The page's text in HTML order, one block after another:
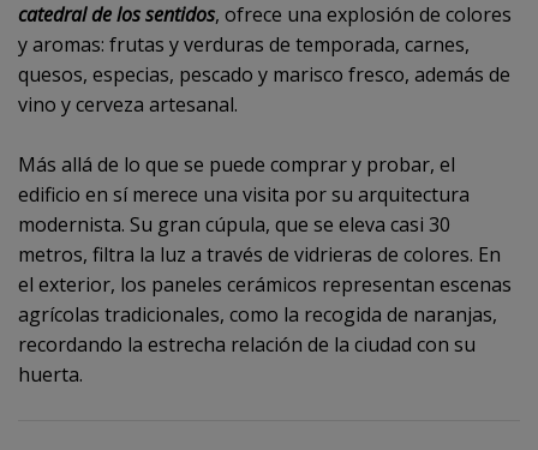
catedral de los sentidos, ofrece una explosión de colores
y aromas: frutas y verduras de temporada, carnes,
quesos, especias, pescado y marisco fresco, además de
vino y cerveza artesanal.
Más allá de lo que se puede comprar y probar, el
edificio en sí merece una visita por su arquitectura
modernista. Su gran cúpula, que se eleva casi 30
metros, filtra la luz a través de vidrieras de colores. En
el exterior, los paneles cerámicos representan escenas
agrícolas tradicionales, como la recogida de naranjas,
recordando la estrecha relación de la ciudad con su
huerta.